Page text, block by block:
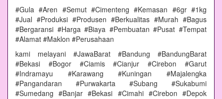
#Gula #Aren #Semut #Cimenteng #Kemasan #6gr #1kg
#Jual #Produksi #Produsen #Berkualitas #Murah #Bagus
#Bergaransi #Harga #Biaya #Pembuatan #Pusat #Tempat
#Alamat #Maklon #Perusahaan
kami melayani #JawaBarat #Bandung #BandungBarat
#Bekasi #Bogor #Ciamis #Cianjur #Cirebon #Garut
#Indramayu #Karawang #Kuningan #Majalengka
#Pangandaran #Purwakarta #Subang #Sukabumi
#Sumedang #Banjar #Bekasi #Cimahi #Cirebon #Depok